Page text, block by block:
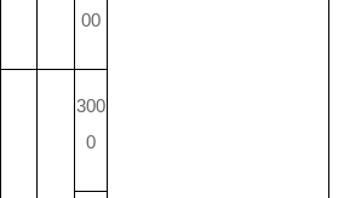
00
300
0